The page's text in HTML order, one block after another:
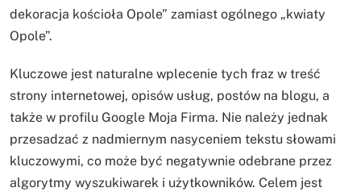
dekoracja kościoła Opole” zamiast ogólnego „kwiaty
Opole”.
Kluczowe jest naturalne wplecenie tych fraz w treść
strony internetowej, opisów usług, postów na blogu, a
także w profilu Google Moja Firma. Nie należy jednak
przesadzać z nadmiernym nasyceniem tekstu słowami
kluczowymi, co może być negatywnie odebrane przez
algorytmy wyszukiwarek i użytkowników. Celem jest